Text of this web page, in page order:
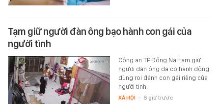
Tạm giữ người đàn ông bạo hành con gái của
người tình
Công an TP.Đồng Nai tạm giữ
người đàn ông đã có hành động
dùng roi đánh con gái riêng của
người tình.
XÃ HỘI - 6 giờ trước